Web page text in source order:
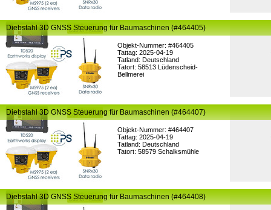
Objekt-Nummer: #464405
Tattag: 2025-04-19
Tatland: Deutschland
Tatort: 58513 Lüdenscheid-
Bellmerei
Diebstahl 3D GNSS Steuerung für Baumaschinen (#464405)
Objekt-Nummer: #464407
Tattag: 2025-04-19
Tatland: Deutschland
Tatort: 58579 Schalksmühle
Diebstahl 3D GNSS Steuerung für Baumaschinen (#464407)
Diebstahl 3D GNSS Steuerung für Baumaschinen (#464408)